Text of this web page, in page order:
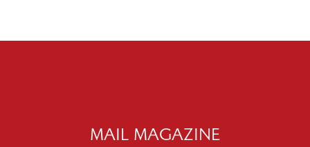
MAIL MAGAZINE